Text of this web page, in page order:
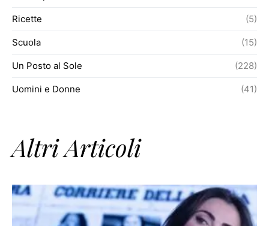
Ricette (5)
Scuola (15)
Un Posto al Sole (228)
Uomini e Donne (41)
Altri Articoli